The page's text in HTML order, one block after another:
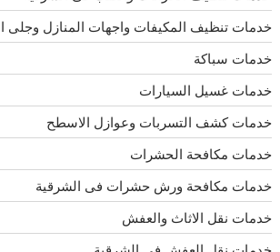
خدمات تنظيف المكيفات واجهات المنازل وجلى
خدمات سباكة
خدمات غسيل السيارات
خدمات كشف التسربات وعوازل الاسطح
خدمات مكافحة الحشرات
خدمات مكافحة ورش حشرات فى الشرقية
خدمات نقل الاثاث والعفش